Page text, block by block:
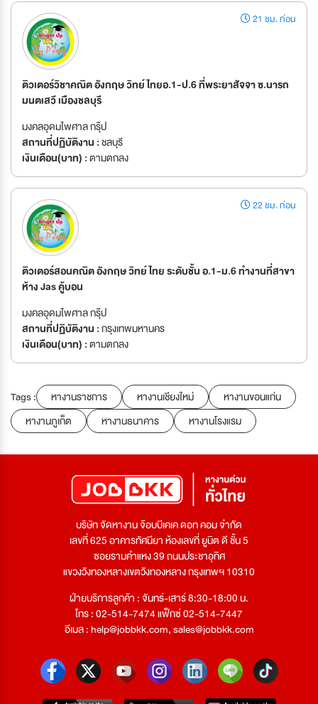
21 ชม. ก่อน
ติวเตอร์วิชาคณิต อังกฤษ วิทย์ ไทยอ.1-ป.6 ที่พระยาสัจจา ซ.นารถ
มนตเสวี เมืองชลบุรี
มงคลอุดมไพศาล กรุ๊ป
สถานที่ปฏิบัติงาน :ชลบุรี
เงินเดือน(บาท) :ตามตกลง
22 ชม. ก่อน
ติวเตอร์สอนคณิต อังกฤษ วิทย์ ไทย ระดับชั้น อ.1-ม.6 ทำงานที่สาขา
ห้าง Jas คู้บอน
มงคลอุดมไพศาล กรุ๊ป
สถานที่ปฏิบัติงาน :กรุงเทพมหานคร
เงินเดือน(บาท) :ตามตกลง
Tags : หางานราชการ หางานเชียงใหม่
หางานขอนแก่น
หางานภูเก็ต
หางานธนาคาร หางานโรงแรม
บริษัท จัดหางาน จ๊อบบีเคเค ดอท คอม จำกัด
เลขที่ 625 อาคารทัศนียา ห้องเลขที่ ยูนิต ดี ชั้น 5
ซอยรามคำแหง 39 ถนนประชาอุทิศ
แขวงวังทองหลางเขตวังทองหลาง กรุงเทพฯ 10310
ฝ่ายบริการลูกค้า : จันทร์-เสาร์ 8:30-18:00 น.
โทร : 02-514-7474 แฟ็กซ์ 02-514-7447
อีเมล :help@jobbkk.com,sales@jobbkk.com